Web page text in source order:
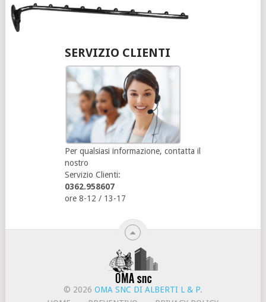
SERVIZIO CLIENTI
Per qualsiasi informazione, contatta il
nostro
Servizio Clienti:
0362.958607
ore 8-12 / 13-17
© 2026 OMA SNC DI ALBERTI L & P.